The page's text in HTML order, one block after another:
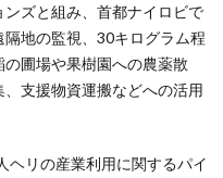
ズと組み、首都ナイロビで
地の監視、30キログラム程
圃場や果樹園への農薬散
支援物資運搬などへの活用
ヘリの産業利用に関するパイ